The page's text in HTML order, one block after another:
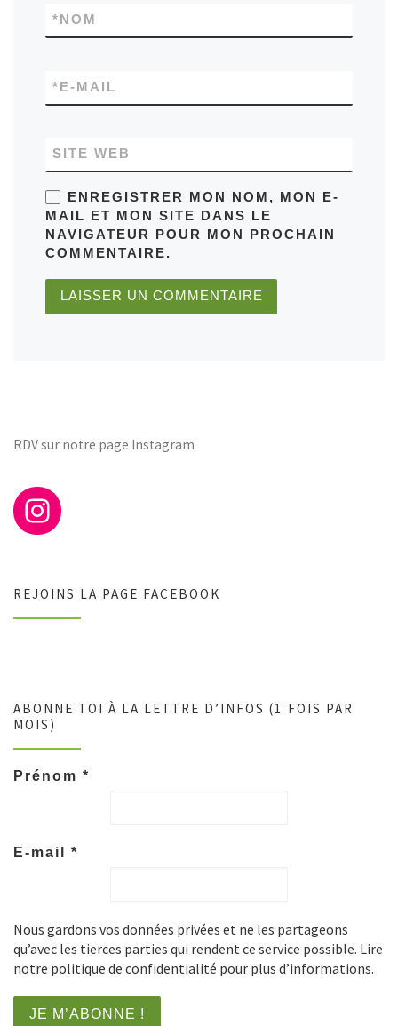
NOM
*
E-MAIL
*
SITE WEB
ENREGISTRER MON NOM, MON E-
MAIL ET MON SITE DANS LE
NAVIGATEUR POUR MON PROCHAIN
COMMENTAIRE.
RDV sur notre page Instagram
REJOINS LA PAGE FACEBOOK
ABONNE TOI À LA LETTRE D’INFOS (1 FOIS PAR
MOIS)
Prénom *
E-mail *
Nous gardons vos données privées et ne les partageons
qu’avec les tierces parties qui rendent ce service possible. Lire
notre politique de confidentialité pour plus d’informations.